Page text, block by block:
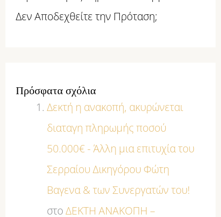
Δεν Αποδεχθείτε την Πρόταση;
Πρόσφατα σχόλια
Δεκτή η ανακοπή, ακυρώνεται
διαταγη πληρωμής ποσού
50.000€ - Άλλη μια επιτυχία του
Σερραίου Δικηγόρου Φώτη
Βαγενα & των Συνεργατών του!
στοΔΕΚΤΗ ΑΝΑΚΟΠΗ –